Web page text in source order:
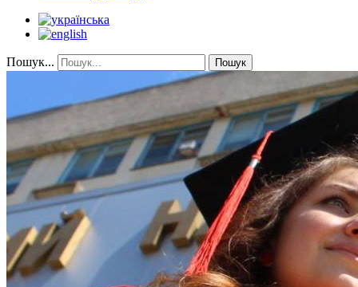
Пошук... Пошук